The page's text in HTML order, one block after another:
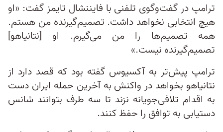
ترامپ در گفت‌وگوی تلفنی با فایننشال تایمز گفت: «او
هیچ انتخابی نخواهد داشت. تصمیم‌گیرنده من هستم.
همه تصمیم‌ها را من می‌گیرم. او [نتانیاهو]
تصمیم‌گیرنده نیست.»
ترامپ پیش‌تر به آکسیوس گفته بود که قصد دارد از
نتانیاهو بخواهد در واکنش به آخرین حمله ایران دست
به اقدام تلافی‌جویانه نزند تا سه طرف بتوانند شانس
دستیابی به توافق را حفظ کنند.